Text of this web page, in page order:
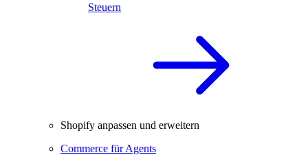
Steuern
Shopify anpassen und erweitern
Commerce für Agents